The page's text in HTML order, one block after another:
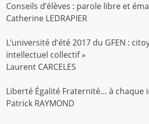
Conseils d’élèves : parole libre et
Catherine LEDRAPIER
L’université d’été 2017 du GFEN :
intellectuel collectif »
Laurent CARCELES
Liberté Égalité Fraternité… à chaque
Patrick RAYMOND